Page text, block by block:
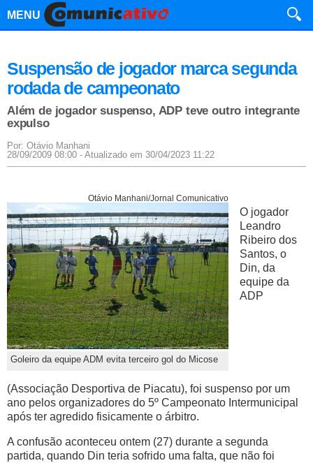
MENU
Suspensão de jogador marca segunda
rodada de campeonato
Além de jogador suspenso, ADP teve outro integrante
expulso
Por: Otávio Manhani
28/09/2009 08:00 - Atualizado em 30/04/2023 11:22
Otávio Manhani/Jornal Comunicativo
Goleiro da equipe ADM evita terceiro gol do Micose
O jogador
Leandro
Ribeiro dos
Santos, o
Din, da
equipe da
ADP
(Associação Desportiva de Piacatu), foi suspenso por um
ano pelos organizadores do 5º Campeonato Intermunicipal
após ter agredido fisicamente o árbitro.
A confusão aconteceu ontem (27) durante a segunda
partida, quando Din teria sofrido uma falta, que não foi